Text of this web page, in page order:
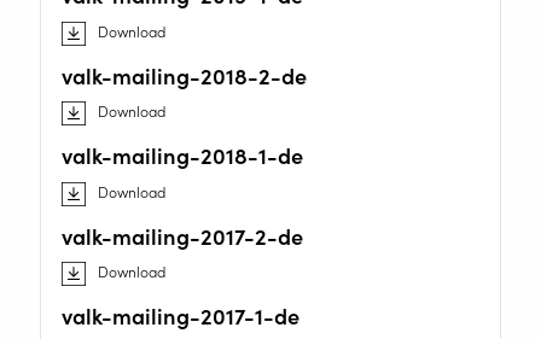
AUTOMATISIERUNG DES
SCHWEISSENS
WELDING WIRE SERVICE CENTRE
ROBOT WELDING AS A SERVICE
LÖSUNGEN
Download
valk-mailing-2018-2-de
Download
valk-mailing-2018-1-de
Download
valk-mailing-2017-2-de
Download
valk-mailing-2017-1-de